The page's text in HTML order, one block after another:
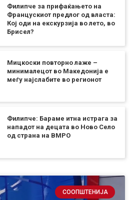
Филипче за прифаќањето на
Францускиот предлог од власта:
Кој оди на екскурзија во лето, во
Брисел?
Мицкоски повторно лаже –
минималецот во Македонија е
меѓу најслабите во регионот
Филипче: Бараме итна истрага за
нападот на децата во Ново Село
од страна на ВМРО
СООПШТЕНИЈА